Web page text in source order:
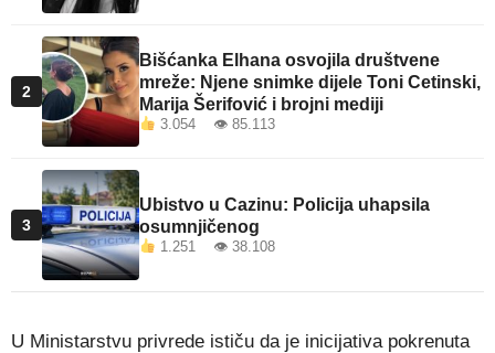
2
Bišćanka Elhana osvojila društvene
mreže: Njene snimke dijele Toni Cetinski,
Marija Šerifović i brojni mediji
3.054 👁 85.113
3
Ubistvo u Cazinu: Policija uhapsila
osumnjičenog
1.251 👁 38.108
U Ministarstvu privrede ističu da je inicijativa pokrenuta